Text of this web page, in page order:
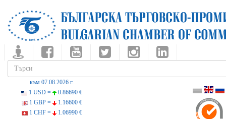
към 07.08.2026 г.
1 USD =
0.86690 €
1 GBP =
1.16600 €
1 CHF =
1.06990 €